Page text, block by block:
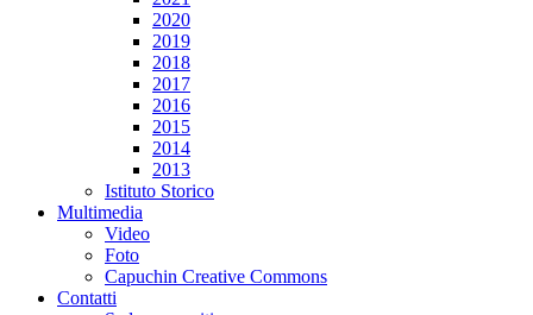
2020
2019
2018
2017
2016
2015
2014
2013
Istituto Storico
Multimedia
Video
Foto
Capuchin Creative Commons
Contatti